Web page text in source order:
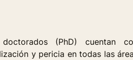
(PhD) cuentan
y pericia en todas las